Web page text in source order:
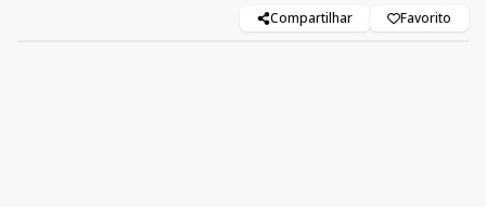
Compartilhar Favorito